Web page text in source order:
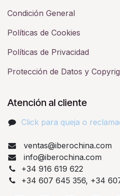
Condición General
Políticas de Cookies
Políticas de Privacidad
Protección de Datos y
Atención al cliente
Click para queja o
ventas@iberochina.com
info@iberochina.com
+34 916 619 622
+34 607 645 356, +34